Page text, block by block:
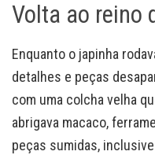
Volta ao reino
Enquanto o japinha
detalhes e peças
com uma colcha velha
abrigava macaco,
peças sumidas,